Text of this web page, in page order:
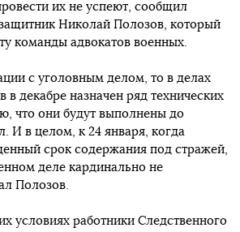
их не успеют, сообщил
Николай Полозов, который
команды адвокатов военных.
с уголовным делом, то в делах
в декабре назначен ряд технических
что они будут выполнены до
И в целом, к 24 января, когда
срок содержания под стражей,
деле кардинально не
Полозов.
условиях работники Следственного